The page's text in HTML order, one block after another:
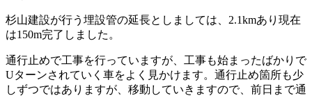
杉山建設が行う埋設管の延長としましては、2.1kmあり現在
は150m完了しました。
通行止めで工事を行っていますが、工事も始まったばかりで
Uターンされていく車をよく見かけます。通行止め箇所も少
しずつではありますが、移動していきますので、前日まで通